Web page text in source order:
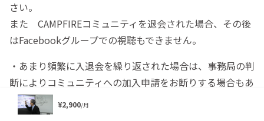
¥2,900/月
さい。
また CAMPFIREコミュニティを退会された場合、その後
はFacebookグループでの視聴もできません。
・あまり頻繁に入退会を繰り返された場合は、事務局の判
断によりコミュニティへの加入申請をお断りする場合もあ
ります。